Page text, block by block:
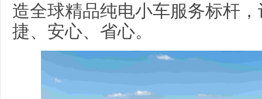
造全球精品纯电小车服务标杆
捷、安心、省心。